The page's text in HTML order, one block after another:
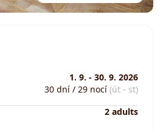
1. 9. - 30. 9. 2026
30 dní / 29 nocí (út - st)
2 adults